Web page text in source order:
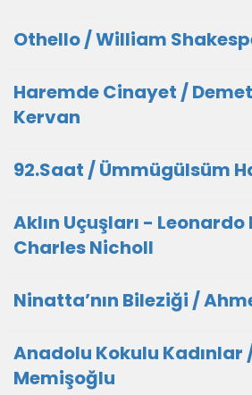
Othello / William
Haremde Cinayet /
Kervan
92.Saat / Ümmügülsüm
Aklın Uçuşları -
Charles Nicholl
Ninatta’nın Bileziği /
Anadolu Kokulu Kadınlar
Memişoğlu